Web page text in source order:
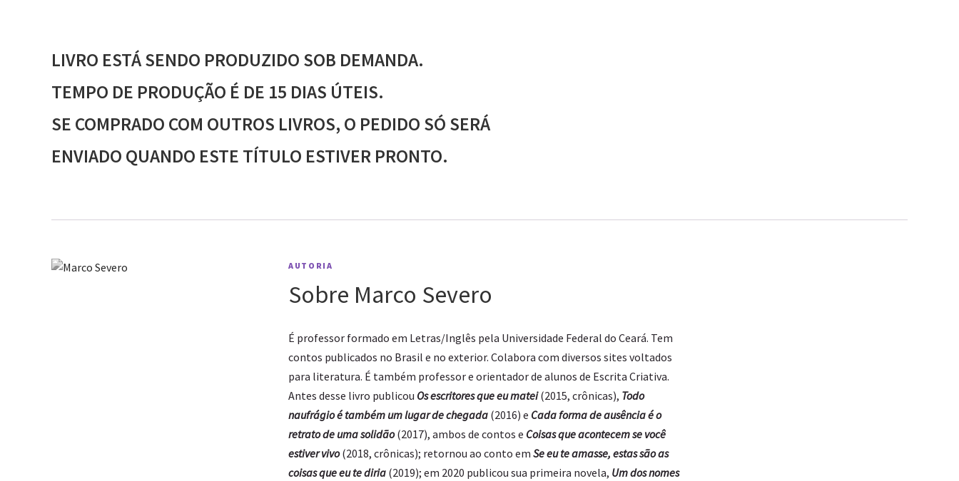
LIVRO ESTÁ SENDO PRODUZIDO SOB DEMANDA.
TEMPO DE PRODUÇÃO É DE 15 DIAS ÚTEIS.
SE COMPRADO COM OUTROS LIVROS, O PEDIDO SÓ SERÁ
ENVIADO QUANDO ESTE TÍTULO ESTIVER PRONTO.
AUTORIA
Sobre Marco Severo
É professor formado em Letras/Inglês pela Universidade Federal do Ceará. Tem
contos publicados no Brasil e no exterior. Colabora com diversos sites voltados
para literatura. É também professor e orientador de alunos de Escrita Criativa.
Antes desse livro publicou Os escritores que eu matei(2015, crônicas), Todo
naufrágio é também um lugar de chegada (2016) e Cada forma de ausência é o
retrato de uma solidão(2017), ambos de contos e Coisas que acontecem se você
estiver vivo(2018, crônicas); retornou ao conto em Se eu te amasse, estas são as
coisas que eu te diria (2019); em 2020 publicou sua primeira novela, Um dos nomes